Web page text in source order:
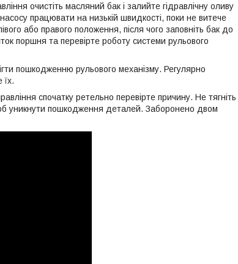
очистіть масляний бак і залийте гідравлічну оливу
працювати на низькій швидкості, поки не витече
або правого положення, після чого заповніть бак до
поршня та перевірте роботу системи рульового
пошкодженню рульового механізму. Регулярно
їх.
спочатку ретельно перевірте причину. Не тягніть
уникнути пошкодження деталей. Заборонено двом